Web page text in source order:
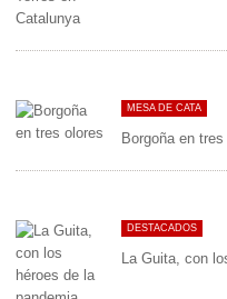
MESA DE CATA
Borgoña en tres
DESTACADOS
La Guita, con